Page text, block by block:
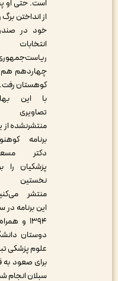
است. حتی او پس
از انداختن برگ رأی
خود در صندوق
انتخابات
ریاست‌جمهوری
چهاردهم هم به
کوهستان رفت.
با این بهانه،
تصاویری
منتشرنشده از یک
برنامه کوهنوری
دکتر مسعود
پزشکیان را برای
نخستین بار
منتشر می‌کنیم.
این برنامه در سال
۱۳۹۴ و همراه با
دوستان دانشگاه
علوم پزشکی تبریز
برای صعود به قله
سبلان انجام شد.